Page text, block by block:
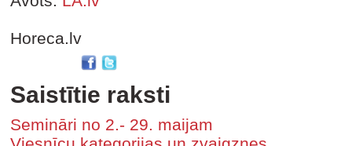
Horeca.lv
Saistītie raksti
Semināri no 2.- 29. maijam